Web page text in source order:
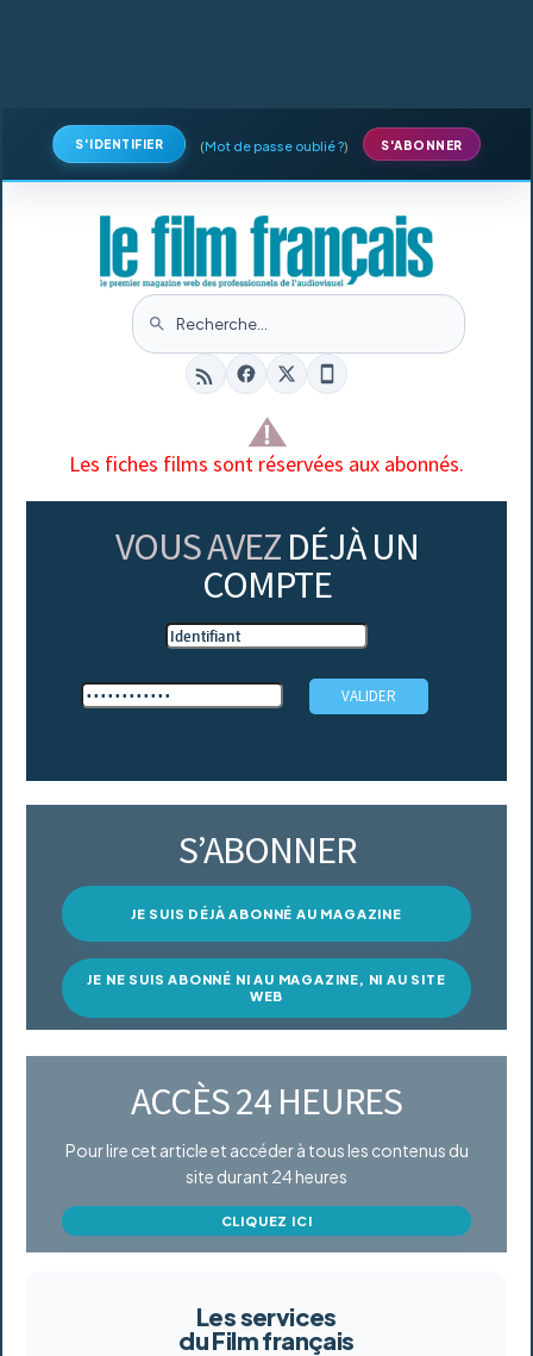
S'IDENTIFIER (Mot de passe oublié ?) S'ABONNER
Les fiches films sont réservées aux abonnés.
VOUS AVEZ DÉJÀ UN
COMPTE
S’ABONNER
JE SUIS DÉJÀ ABONNÉ AU MAGAZINE
JE NE SUIS ABONNÉ NI AU MAGAZINE, NI AU SITE
WEB
ACCÈS 24 HEURES
Pour lire cet article et accéder à tous les contenus du
site durant 24 heures
CLIQUEZ ICI
Les services
du Film français